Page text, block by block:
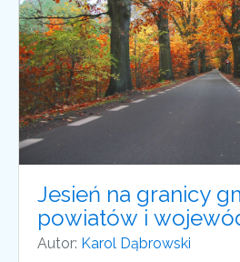
Jesień na granicy
powiatów i
Autor: Karol Dąbrowski